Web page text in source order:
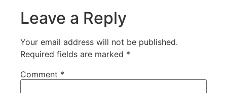
Leave a Reply
Your email address will not be published.
Required fields are marked *
Comment *